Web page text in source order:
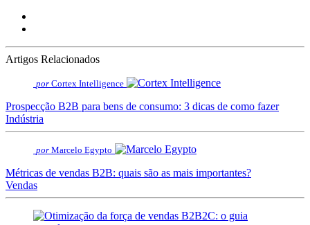
Artigos Relacionados
por Cortex Intelligence
Prospecção B2B para bens de consumo: 3 dicas de como fazer
Indústria
por Marcelo Egypto
Métricas de vendas B2B: quais são as mais importantes?
Vendas